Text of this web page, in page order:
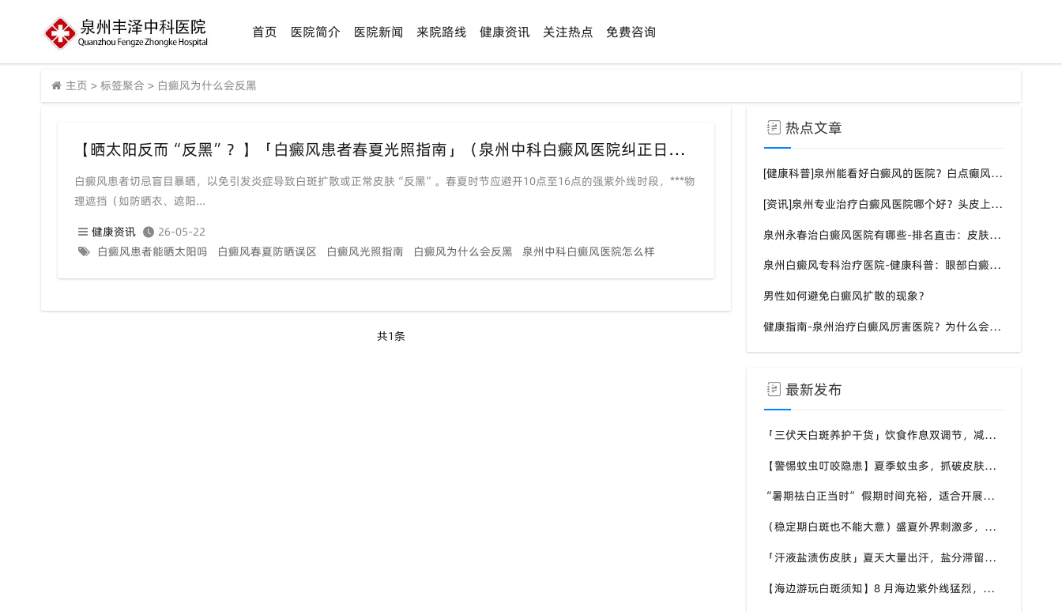
首页 医院简介 医院新闻 来院路线 健康资讯 关注热点 免费咨询
主页 > 标签聚合 > 白癜风为什么会反黑
【晒太阳反而“反黑”？】「白癜风患者春夏光照指南」（泉州中科白癜风医院纠正日常防晒误区）
白癜风患者切忌盲目暴晒，以免引发炎症导致白斑扩散或正常皮肤“反黑”。春夏时节应避开10点至16点的强紫外线时段，***物
理遮挡（如防晒衣、遮阳...
健康资讯
26-05-22
白癜风患者能晒太阳吗
白癜风春夏防晒误区 白癜风光照指南 白癜风为什么会反黑 泉州中科白癜风医院怎么样
共1条
热点文章
[健康科普]泉州能看好白癜风的医院？白点癫风需要注意什么饮食？
[资讯]泉州专业治疗白癜风医院哪个好？头皮上有一块白色厚厚的头皮？
泉州永春治白癜风医院有哪些-排名直击：皮肤白斑是什么原因导致的？
泉州白癜风专科治疗医院-健康科普：眼部白癜风症状？
男性如何避免白癜风扩散的现象？
健康指南-泉州治疗白癜风厉害医院？为什么会长白斑的原因？
最新发布
「三伏天白斑养护干货」饮食作息双调节，减少白斑加重诱因，福建泉州中科白癜风医院为福建白斑群体科普实用知识
【警惕蚊虫叮咬隐患】夏季蚊虫多，抓破皮肤易触发同形反应，福建泉州中科白癜风医院提醒白癜风患者做好防蚊护理
“暑期祛白正当时” 假期时间充裕，适合开展白斑系统干预，福建泉州中科白癜风医院分型分期定制白斑康复方案
（稳定期白斑也不能大意）盛夏外界刺激多，忽视防护也会复发，福建泉州中科白癜风医院分享白癜风夏季维持护理知识
「汗液盐渍伤皮肤」夏天大量出汗，盐分滞留刺激白斑患处，福建泉州中科白癜风医院讲解白癜风患者夏日皮肤清洁要点
【海边游玩白斑须知】8 月海边紫外线猛烈，白斑部位缺少黑色素保护，福建泉州中科白癜风医院科普出游白斑防护方案